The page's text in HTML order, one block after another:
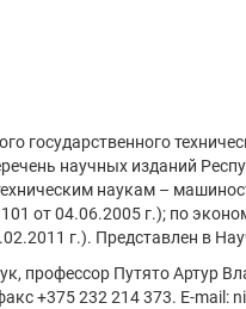
государственного
научных изданий
наукам –
от 04.06.2005 г.); по
г.). Представлен в
профессор Путято Артур
+375 232 214 373. E-mail: